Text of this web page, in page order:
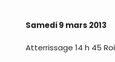
Samedi 9 mars 2013
Atterrissage 14 h 45